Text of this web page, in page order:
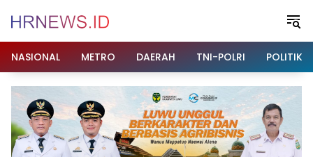
NASIONAL
METRO DAERAH TNI-POLRI POLITIK